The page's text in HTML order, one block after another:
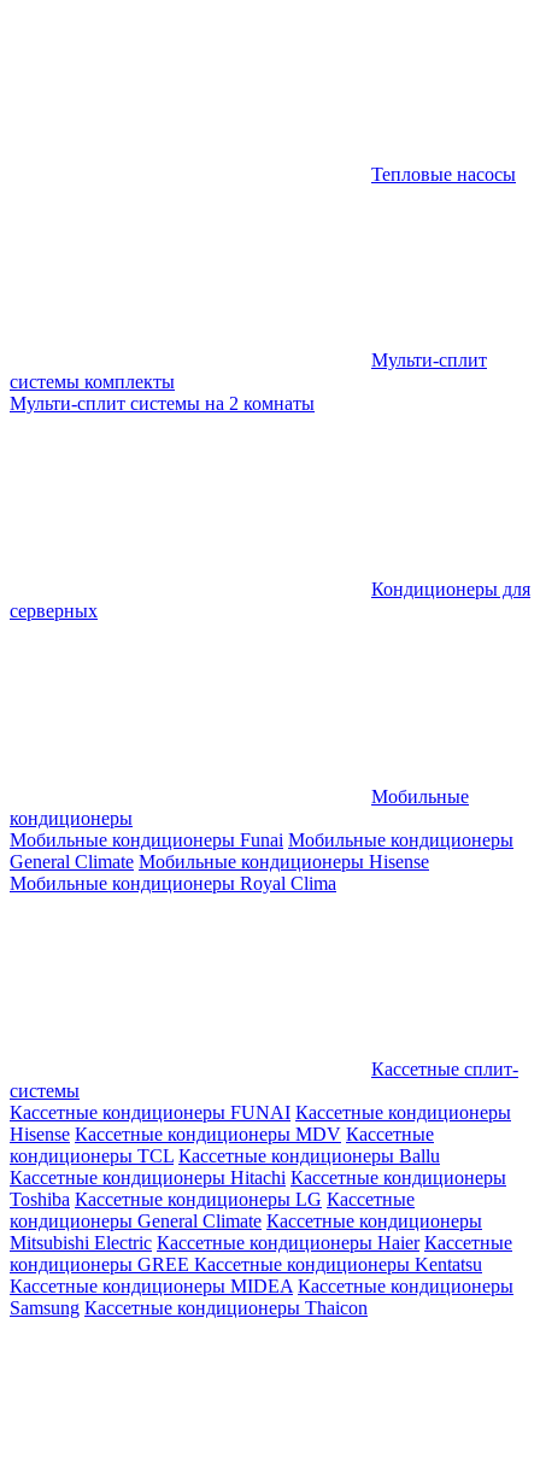
Тепловые насосы
Мульти-сплит
системы комплекты
Мульти-сплит системы на 2 комнаты
Кондиционеры для
серверных
Мобильные
кондиционеры
Мобильные кондиционеры Funai Мобильные кондиционеры
General Climate Мобильные кондиционеры Hisense
Мобильные кондиционеры Royal Clima
Кассетные сплит-
системы
Кассетные кондиционеры FUNAI Кассетные кондиционеры
Hisense Кассетные кондиционеры MDV Кассетные
кондиционеры TCL Кассетные кондиционеры Ballu
Кассетные кондиционеры Hitachi Кассетные кондиционеры
Toshiba Кассетные кондиционеры LG Кассетные
кондиционеры General Climate Кассетные кондиционеры
Mitsubishi Electric Кассетные кондиционеры Haier Кассетные
кондиционеры GREE Кассетные кондиционеры Kentatsu
Кассетные кондиционеры MIDEA Кассетные кондиционеры
Samsung Кассетные кондиционеры Thaicon